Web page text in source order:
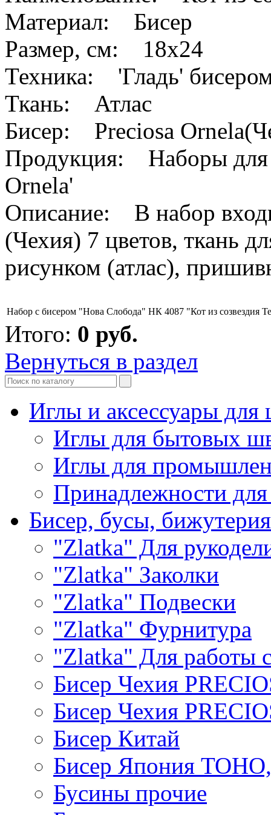
Материал: Бисер
Размер, см: 18x24
Техника: 'Гладь'
Ткань: Атлас
Бисер: Preciosa
Продукция: Наборы для
Ornela'
Описание: В набор
(Чехия) 7 цветов, ткань
рисунком (атлас),
Набор с бисером "Нова Слобода" НК 4087 "Кот из созвездия
Итого: 0 руб.
Вернуться в раздел
Иглы и аксессуары
Иглы для бытовых
Иглы для
Принадлежности
Бисер, бусы, бижутерия
"Zlatka" Для
"Zlatka" Заколки
"Zlatka" Подвески
"Zlatka" Фурнитура
"Zlatka" Для работы
Бисер Чехия
Бисер Чехия
Бисер Китай
Бисер Япония
Бусины прочие